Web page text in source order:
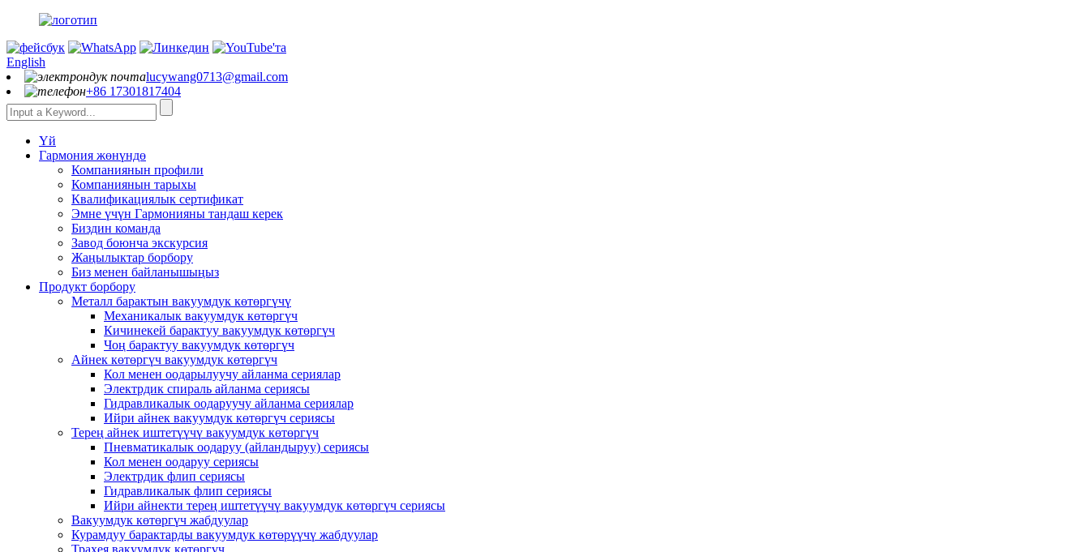
English
lucywang0713@gmail.com
+86 17301817404
Үй
Гармония жөнүндө
Компаниянын профили
Компаниянын тарыхы
Квалификациялык сертификат
Эмне үчүн Гармонияны тандаш керек
Биздин команда
Завод боюнча экскурсия
Жаңылыктар борбору
Биз менен байланышыңыз
Продукт борбору
Металл барактын вакуумдук көтөргүчү
Механикалык вакуумдук көтөргүч
Кичинекей барактуу вакуумдук көтөргүч
Чоң барактуу вакуумдук көтөргүч
Айнек көтөргүч вакуумдук көтөргүч
Кол менен оодарылуучу айланма сериялар
Электрдик спираль айланма сериясы
Гидравликалык оодаруучу айланма сериялар
Ийри айнек вакуумдук көтөргүч сериясы
Терең айнек иштетүүчү вакуумдук көтөргүч
Пневматикалык оодаруу (айландыруу) сериясы
Кол менен оодаруу сериясы
Электрдик флип сериясы
Гидравликалык флип сериясы
Ийри айнекти терең иштетүүчү вакуумдук көтөргүч сериясы
Вакуумдук көтөргүч жабдуулар
Курамдуу барактарды вакуумдук көтөрүүчү жабдуулар
Трахея вакуумдук көтөргүч